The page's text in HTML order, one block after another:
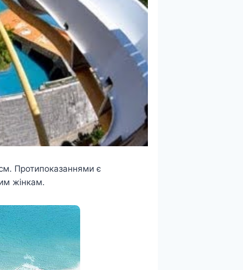
Протипоказаннями є
жінкам.